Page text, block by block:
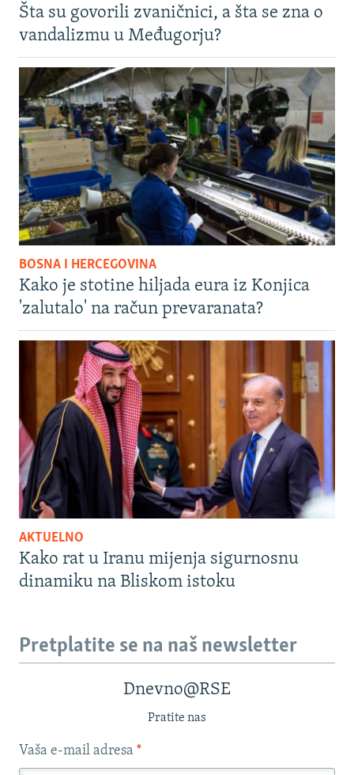
Šta su govorili zvaničnici, a šta se zna o
vandalizmu u Međugorju?
BOSNA I HERCEGOVINA
Kako je stotine hiljada eura iz Konjica
'zalutalo' na račun prevaranata?
AKTUELNO
Kako rat u Iranu mijenja sigurnosnu
dinamiku na Bliskom istoku
Pretplatite se na naš newsletter
Dnevno@RSE
Pratite nas
Vaša e-mail adresa *